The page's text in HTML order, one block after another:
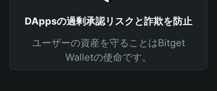
DAppsの過剰承認リスクと詐欺を防止
ユーザーの資産を守ることはBitget
Walletの使命です。